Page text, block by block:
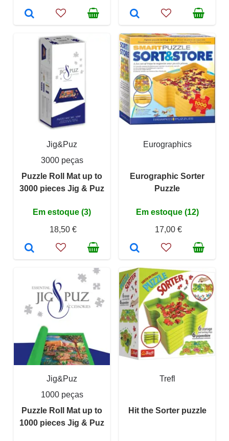
Jig&Puz
3000 peças
Puzzle Roll Mat up to
3000 pieces Jig & Puz
Em estoque (3)
18,50 €
Eurographics
Eurographic Sorter
Puzzle
Em estoque (12)
17,00 €
Jig&Puz
1000 peças
Puzzle Roll Mat up to
1000 pieces Jig & Puz
Trefl
Hit the Sorter puzzle